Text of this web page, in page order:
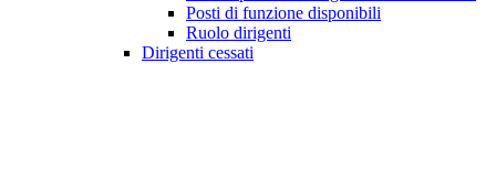
Posti di funzione disponibili
Ruolo dirigenti
Dirigenti cessati